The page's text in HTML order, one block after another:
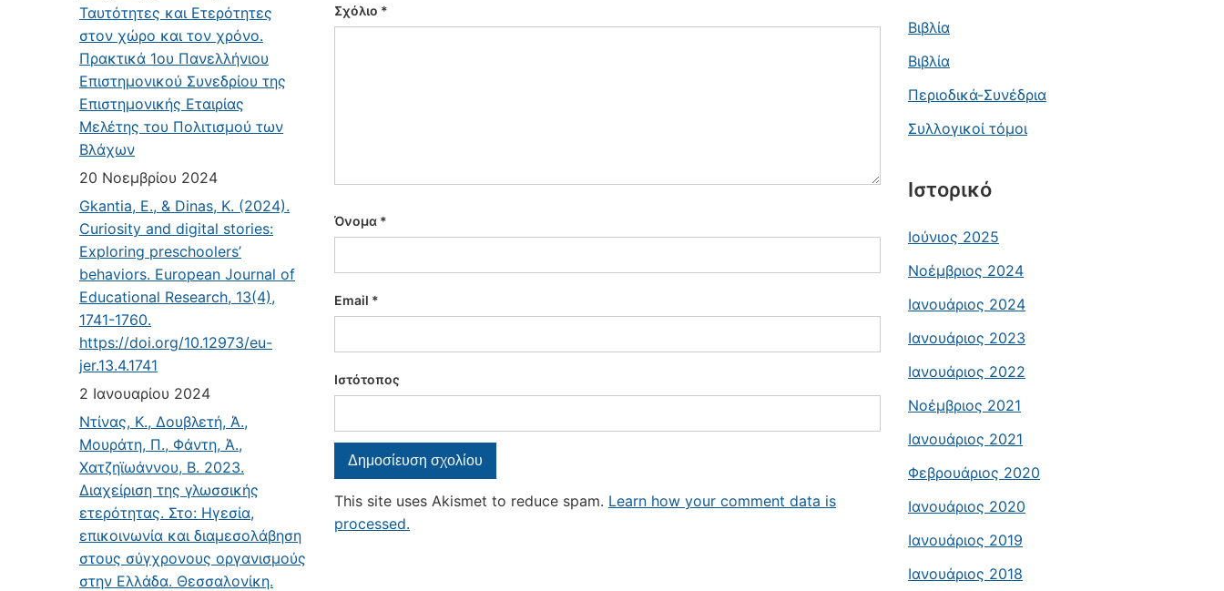
Ταυτότητες και Ετερότητες
στον χώρο και τον χρόνο.
Πρακτικά 1ου Πανελλήνιου
Επιστημονικού Συνεδρίου της
Επιστημονικής Εταιρίας
Μελέτης του Πολιτισμού των
Βλάχων
20 Νοεμβρίου 2024
Gkantia, E., & Dinas, K. (2024).
Curiosity and digital stories:
Exploring preschoolers’
behaviors. European Journal of
Educational Research, 13(4),
1741-1760.
https://doi.org/10.12973/eu-
jer.13.4.1741
2 Ιανουαρίου 2024
Ντίνας, Κ., Δουβλετή, Ά.,
Μουράτη, Π., Φάντη, Ά.,
Χατζηϊωάννου, Β. 2023.
Διαχείριση της γλωσσικής
ετερότητας. Στο: Ηγεσία,
επικοινωνία και διαμεσολάβηση
στους σύγχρονους οργανισμούς
στην Ελλάδα. Θεσσαλονίκη.
Σχόλιο *
Όνομα *
Email *
Ιστότοπος
This site uses Akismet to reduce spam. Learn how your comment data is
processed.
Βιβλία
Βιβλία
Περιοδικά-Συνέδρια
Συλλογικοί τόμοι
Ιστορικό
Ιούνιος 2025
Νοέμβριος 2024
Ιανουάριος 2024
Ιανουάριος 2023
Ιανουάριος 2022
Νοέμβριος 2021
Ιανουάριος 2021
Φεβρουάριος 2020
Ιανουάριος 2020
Ιανουάριος 2019
Ιανουάριος 2018